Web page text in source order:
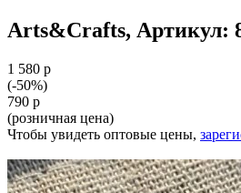
Arts&Crafts, Артикул:
1 580 р
(-50%)
790 р
(розничная цена)
Чтобы увидеть оптовые цены,